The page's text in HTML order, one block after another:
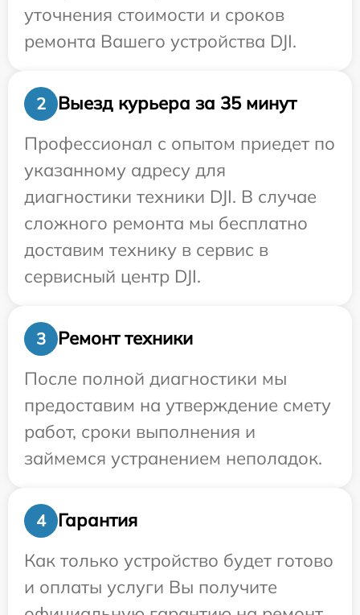
уточнения стоимости и сроков
ремонта Вашего устройства DJI.
2
Выезд курьера за 35 минут
Профессионал с опытом приедет по
указанному адресу для
диагностики техники DJI. В случае
сложного ремонта мы бесплатно
доставим технику в сервис в
сервисный центр DJI.
3
Ремонт техники
После полной диагностики мы
предоставим на утверждение смету
работ, сроки выполнения и
займемся устранением неполадок.
4
Гарантия
Как только устройство будет готово
и оплаты услуги Вы получите